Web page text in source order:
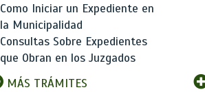
Como Iniciar un Expediente en
la Municipalidad
Consultas Sobre Expedientes
que Obran en los Juzgados
MÁS TRÁMITES